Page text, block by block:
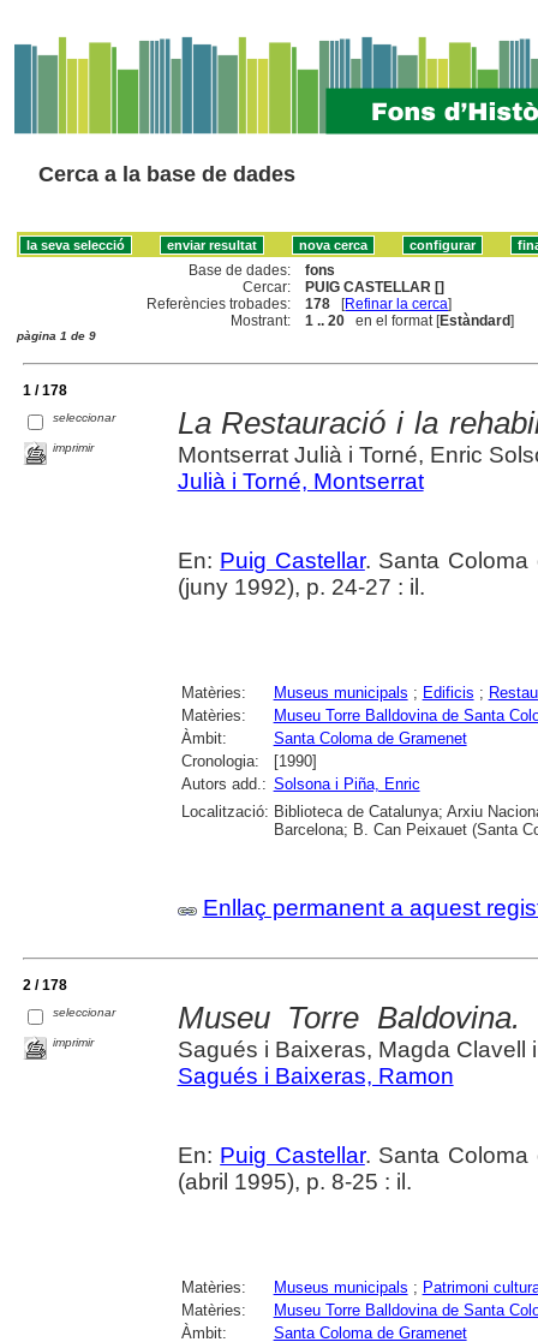
Cerca a la base de dades
Base de dades:
fons
Cercar:
PUIG CASTELLAR []
Referències trobades:
178 [Refinar la cerca]
Mostrant:
1 .. 20 en el format [Estàndard]
pàgina 1 de 9
1 / 178
seleccionar
imprimir
La Restauració i la
Montserrat Julià i Torné, Enric
Julià i Torné, Montserrat
En: Puig Castellar. Santa Coloma
(juny 1992), p. 24-27 : il.
Matèries: Museus municipals ; Edificis ;
Matèries:
Museu Torre Balldovina de Santa
Àmbit:
Santa Coloma de Gramenet
Cronologia:
[1990]
Autors add.: Solsona i Piña, Enric
Localització: Biblioteca de Catalunya; Arxiu
Barcelona; B. Can Peixauet (Santa
Enllaç permanent a aquest
2 / 178
seleccionar
imprimir
Museu Torre Baldovina.
Sagués i Baixeras, Magda Clavell
Sagués i Baixeras, Ramon
En: Puig Castellar. Santa Coloma
(abril 1995), p. 8-25 : il.
Matèries: Museus municipals ; Patrimoni
Matèries:
Museu Torre Balldovina de Santa
Àmbit:
Santa Coloma de Gramenet